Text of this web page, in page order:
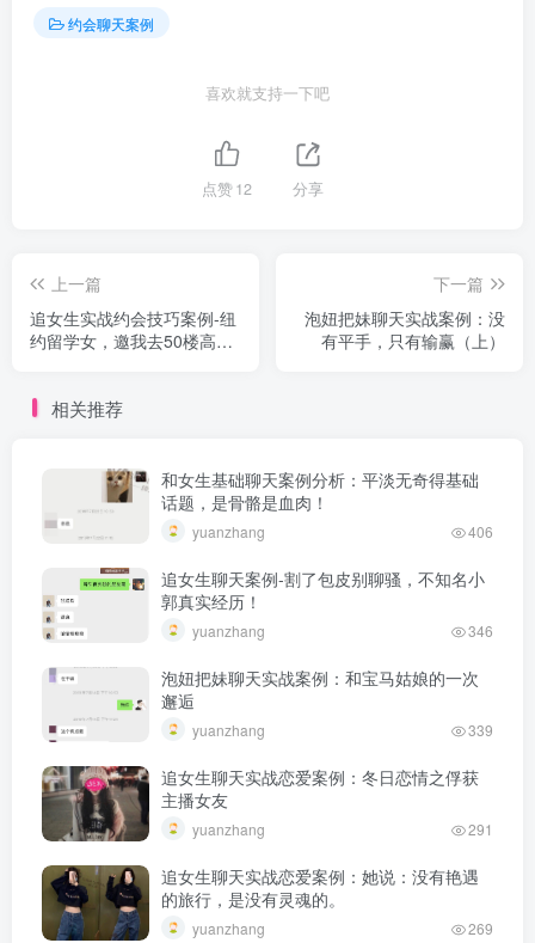
约会聊天案例
喜欢就支持一下吧
点赞12 分享
上一篇
追女生实战约会技巧案例-纽
约留学女，邀我去50楼高档
下一篇
泡妞把妹聊天实战案例：没
有平手，只有输赢（上）
相关推荐
和女生基础聊天案例分析：平淡无奇得基础
话题，是骨骼是血肉！
yuanzhang 406
追女生聊天案例-割了包皮别聊骚，不知名小
郭真实经历！
yuanzhang 346
泡妞把妹聊天实战案例：和宝马姑娘的一次
邂逅
yuanzhang 339
追女生聊天实战恋爱案例：冬日恋情之俘获
主播女友
yuanzhang 291
追女生聊天实战恋爱案例：她说：没有艳遇
的旅行，是没有灵魂的。
yuanzhang 269